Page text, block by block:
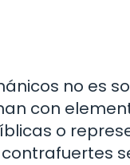
no es
con
o